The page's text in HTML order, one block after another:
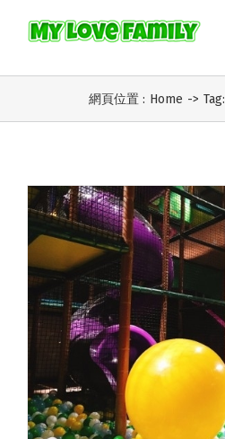
網頁位置 : Home -> Tag: